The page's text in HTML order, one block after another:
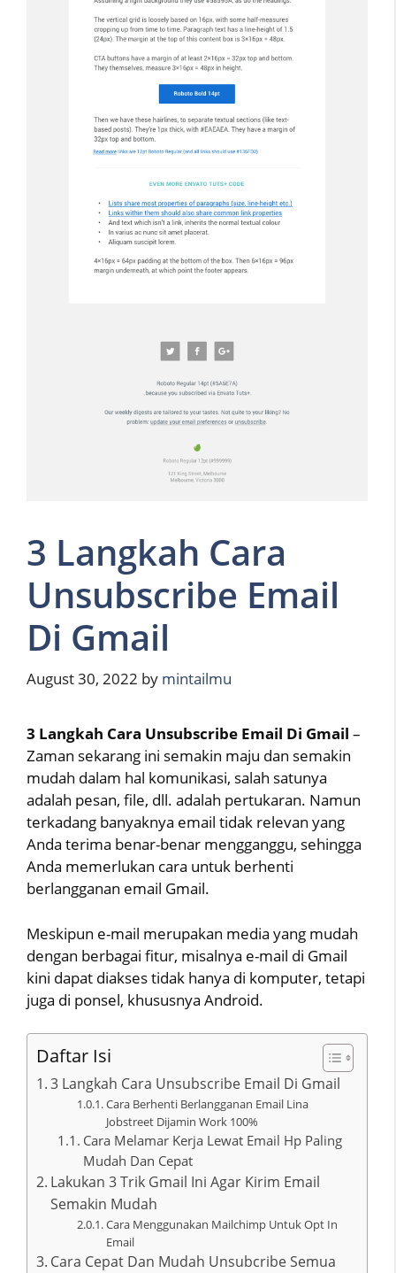
3 Langkah Cara
Unsubscribe Email
Di Gmail
August 30, 2022 by mintailmu
3 Langkah Cara Unsubscribe Email Di Gmail –
Zaman sekarang ini semakin maju dan semakin
mudah dalam hal komunikasi, salah satunya
adalah pesan, file, dll. adalah pertukaran. Namun
terkadang banyaknya email tidak relevan yang
Anda terima benar-benar mengganggu, sehingga
Anda memerlukan cara untuk berhenti
berlangganan email Gmail.
Meskipun e-mail merupakan media yang mudah
dengan berbagai fitur, misalnya e-mail di Gmail
kini dapat diakses tidak hanya di komputer, tetapi
juga di ponsel, khususnya Android.
Daftar Isi
3 Langkah Cara Unsubscribe Email Di Gmail
Cara Berhenti Berlangganan Email Lina
Jobstreet Dijamin Work 100%
Cara Melamar Kerja Lewat Email Hp Paling
Mudah Dan Cepat
Lakukan 3 Trik Gmail Ini Agar Kirim Email
Semakin Mudah
Cara Menggunakan Mailchimp Untuk Opt In
Email
Cara Cepat Dan Mudah Unsubcribe Semua